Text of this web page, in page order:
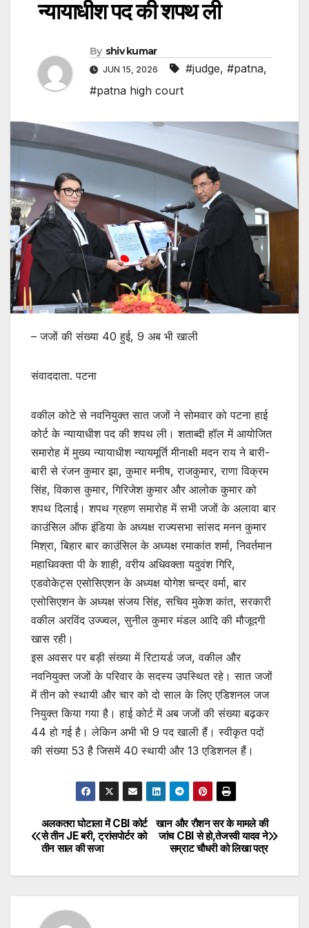
न्यायाधीश पद की शपथ ली
By shiv kumar
JUN 15, 2026 #judge, #patna,
#patna high court
– जजों की संख्या 40 हुई, 9 अब भी खाली
संवाददाता. पटना
वकील कोटे से नवनियुक्त सात जजों ने सोमवार को पटना हाई
कोर्ट के न्यायाधीश पद की शपथ ली। शताब्दी हॉल में आयोजित
समारोह में मुख्य न्यायाधीश न्यायमूर्ति मीनाक्षी मदन राय ने बारी-
बारी से रंजन कुमार झा, कुमार मनीष, राजकुमार, राणा विक्रम
सिंह, विकास कुमार, गिरिजेश कुमार और आलोक कुमार को
शपथ दिलाई। शपथ ग्रहण समारोह में सभी जजों के अलावा बार
काउंसिल ऑफ इंडिया के अध्यक्ष राज्यसभा सांसद मनन कुमार
मिश्रा, बिहार बार काउंसिल के अध्यक्ष रमाकांत शर्मा, निवर्तमान
महाधिवक्ता पी के शाही, वरीय अधिवक्ता यदुवंश गिरि,
एडवोकेट्स एसोसिएशन के अध्यक्ष योगेश चन्द्र वर्मा, बार
एसोसिएशन के अध्यक्ष संजय सिंह, सचिव मुकेश कांत, सरकारी
वकील अरविंद उज्ज्वल, सुनील कुमार मंडल आदि की मौजूदगी
खास रही।
इस अवसर पर बड़ी संख्या में रिटायर्ड जज, वकील और
नवनियुक्त जजों के परिवार के सदस्य उपस्थित रहे। सात जजों
में तीन को स्थायी और चार को दो साल के लिए एडिशनल जज
नियुक्त किया गया है। हाई कोर्ट में अब जजों की संख्या बढ़कर
44 हो गई है। लेकिन अभी भी 9 पद खाली हैं। स्वीकृत पदों
की संख्या 53 है जिसमें 40 स्थायी और 13 एडिशनल हैं।
Post
navigation
खान और रौशन सर के मामले की
जांच CBI से हो,तेजस्वी यादव ने
सम्राट चौधरी को लिखा पत्र
अलकतरा घोटाला में CBI कोर्ट
से तीन JE बरी, ट्रांसपोर्टर को
तीन साल की सजा